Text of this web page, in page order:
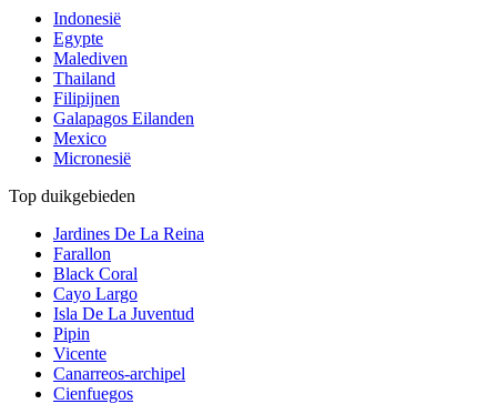
Indonesië
Egypte
Malediven
Thailand
Filipijnen
Galapagos Eilanden
Mexico
Micronesië
Top duikgebieden
Jardines De La Reina
Farallon
Black Coral
Cayo Largo
Isla De La Juventud
Pipin
Vicente
Canarreos-archipel
Cienfuegos